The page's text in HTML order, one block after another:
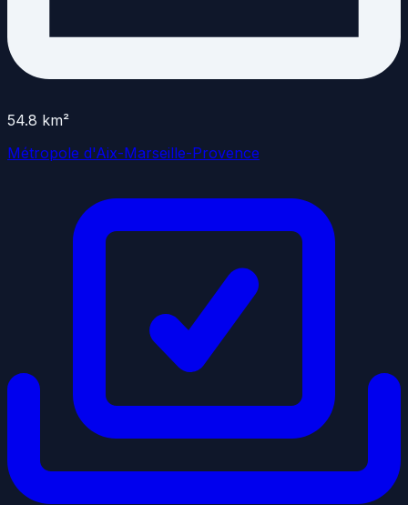
54.8 km²
Métropole d'Aix-Marseille-Provence